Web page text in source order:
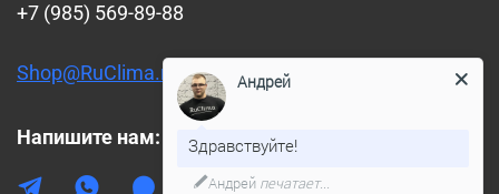
+7 (985) 569-89-88
Shop@RuClima.ru
Напишите нам:
Андрей
Здравствуйте!
Андрей печатает...